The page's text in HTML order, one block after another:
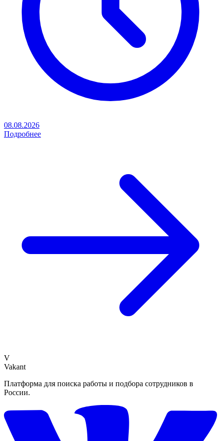
08.08.2026
Подробнее
V
Vakant
Платформа для поиска работы и подбора сотрудников в
России.